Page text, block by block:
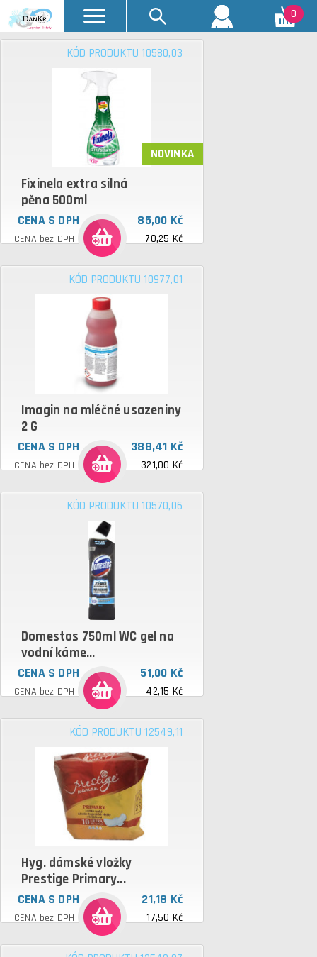
0
KÓD PRODUKTU 10580,03
NOVINKA
Fixinela extra silná
pěna 500ml
CENA S DPH 85,00 Kč
CENA bez DPH 70,25 Kč
KÓD PRODUKTU 10977,01
Imagin na mléčné usazeniny
2 G
CENA S DPH 388,41 Kč
CENA bez DPH 321,00 Kč
KÓD PRODUKTU 10570,06
Domestos 750ml WC gel na
vodní káme...
CENA S DPH 51,00 Kč
CENA bez DPH 42,15 Kč
KÓD PRODUKTU 12549,11
Hyg. dámské vložky
Prestige Primary...
CENA S DPH 21,18 Kč
CENA bez DPH 17,50 Kč